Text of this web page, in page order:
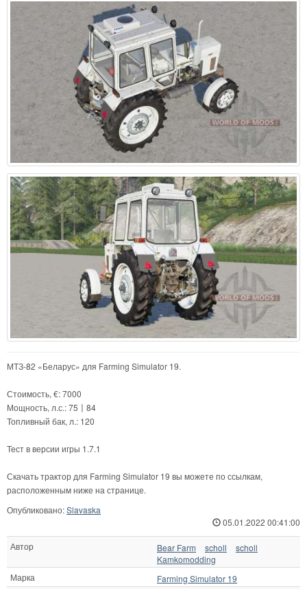
МТЗ-82 «Беларус» для Farming Simulator 19.
Стоимость, €: 7000
Мощность, л.с.: 75〡84
Топливный бак, л.: 120
Тест в версии игры 1.7.1
Скачать трактор для Farming Simulator 19 вы можете по ссылкам,
расположенным ниже на странице.
Опубликовано:Slavaska
05.01.2022 00:41:00
Автор Bear Farm scholl
scholl
Kamkomodding
Марка
Farming Simulator 19